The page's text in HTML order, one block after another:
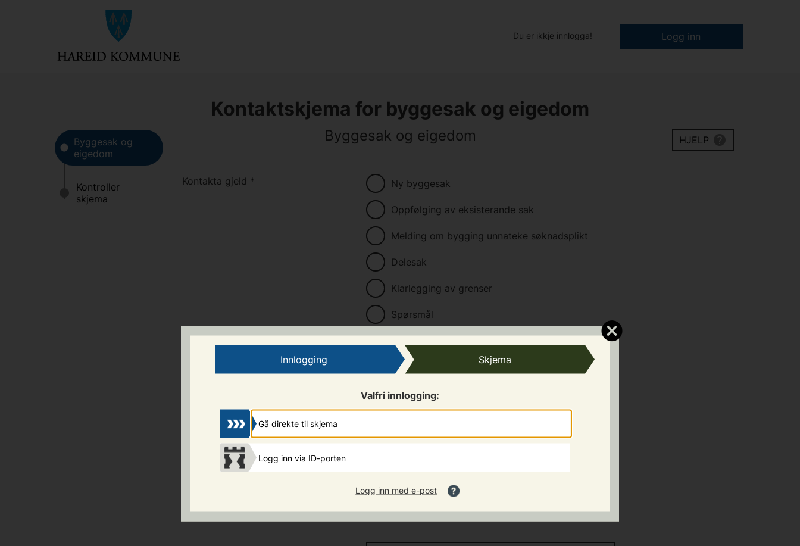
Innlogging Skjema
Valfri innlogging:
Gå direkte til skjema
Logg inn via ID-porten
Logg inn med e-post
Du er ikkje innlogga! Logg inn
Kontaktskjema for byggesak og eigedom
Byggesak og eigedom
Kontakta gjeld * Ny byggesak
Oppfølging av eksisterande sak
Melding om bygging unnateke søknadsplikt
Delesak
Klarlegging av grenser
Spørsmål
Beskriv kort kva saka gjeld
HJELP